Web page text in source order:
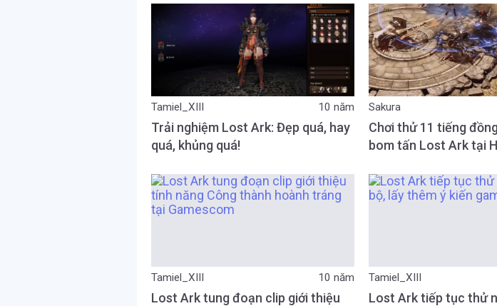
Tamiel_XIII 10 năm
Trải nghiệm Lost Ark: Đẹp quá, hay
quá, khủng quá!
Sakura
Chơi thử 11 tiếng
bom tấn Lost Ark tại
Tamiel_XIII 10 năm
Lost Ark tung đoạn clip giới thiệu
Tamiel_XIII
Lost Ark tiếp tục thử